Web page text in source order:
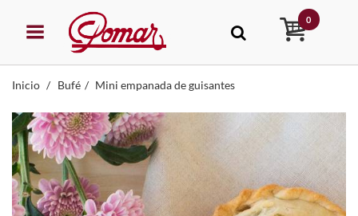
0
Inicio Bufé Mini empanada de guisantes